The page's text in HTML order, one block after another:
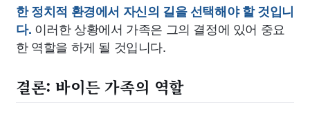
한 정치적 환경에서 자신의 길을 선택해야 할 것입니
다. 이러한 상황에서 가족은 그의 결정에 있어 중요
한 역할을 하게 될 것입니다.
결론: 바이든 가족의 역할